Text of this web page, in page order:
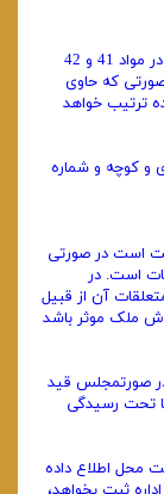
بازداشت اموال غیرمنقول اعم از اصل و مازاد به نحوی که در مواد 41 و 42
که حاوی
ترتیب خواهد
کوچه و شماره
است در صورتی
است. در
آن از قبیل
ملک موثر باشد
صورتمجلس قید
تحت رسیدگی
محل اطلاع داده